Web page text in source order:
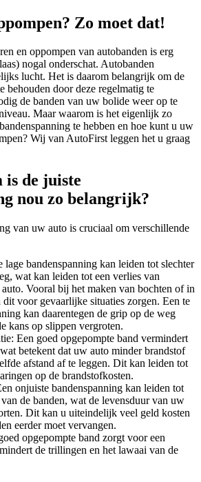
Zo moet dat!
en oppompen van autobanden is erg
nogal onderschat. Autobanden
lucht. Het is daarom belangrijk om de
behouden door deze regelmatig te
de banden van uw bolide weer op te
Maar waarom is het eigenlijk zo
te hebben en hoe kunt u uw
Wij van AutoFirst leggen het u graag
is de juiste
nou zo belangrijk?
van uw auto is cruciaal om verschillende
lage bandenspanning kan leiden tot slechter
wat kan leiden tot een verlies van
Vooral bij het maken van bochten of in
dit voor gevaarlijke situaties zorgen. Een te
kan daarentegen de grip op de weg
kans op slippen vergroten.
Een goed opgepompte band vermindert
betekent dat uw auto minder brandstof
afstand af te leggen. Dit kan leiden tot
op de brandstofkosten.
onjuiste bandenspanning kan leiden tot
de banden, wat de levensduur van uw
Dit kan u uiteindelijk veel geld kosten
eerder moet vervangen.
opgepompte band zorgt voor een
de trillingen en het lawaai van de